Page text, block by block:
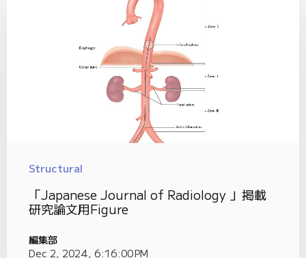
Structural
「Japanese Journal of Radiology 」掲載
研究論文用Figure
編集部
Dec 2, 2024, 6:16:00 PM